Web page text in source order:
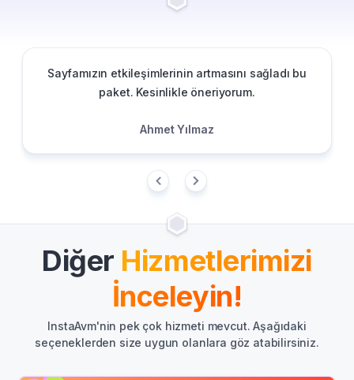
Sayfamızın etkileşimlerinin artmasını sağladı bu
paket. Kesinlikle öneriyorum.
Ahmet Yılmaz
Diğer Hizmetlerimizi
İnceleyin!
InstaAvm'nin pek çok hizmeti mevcut. Aşağıdaki
seçeneklerden size uygun olanlara göz atabilirsiniz.